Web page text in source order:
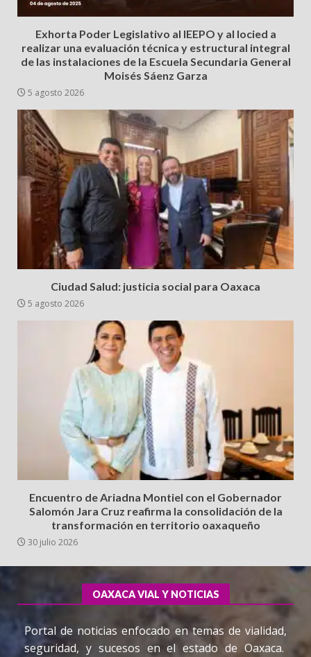
Exhorta Poder Legislativo al IEEPO y al Iocied a
realizar una evaluación técnica y estructural integral
de las instalaciones de la Escuela Secundaria General
Moisés Sáenz Garza
5 agosto 2026
Ciudad Salud: justicia social para Oaxaca
5 agosto 2026
Encuentro de Ariadna Montiel con el Gobernador
Salomón Jara Cruz reafirma la consolidación de la
transformación en territorio oaxaqueño
30 julio 2026
OAXACA VIAL Y NOTICIAS
Portal de noticias enfocado en temas de vialidad,
seguridad, y sucesos en el estado de Oaxaca.